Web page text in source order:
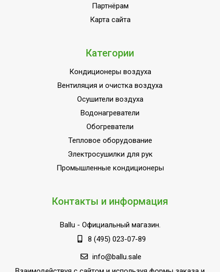
Партнёрам
Карта сайта
Категории
Кондиционеры воздуха
Вентиляция и очистка воздуха
Осушители воздуха
Водонагреватели
Обогреватели
Тепловое оборудование
Электросушилки для рук
Промышленные кондиционеры
Контакты и информация
Ballu - Официальный магазин.
8 (495) 023-07-89
info@ballu.sale